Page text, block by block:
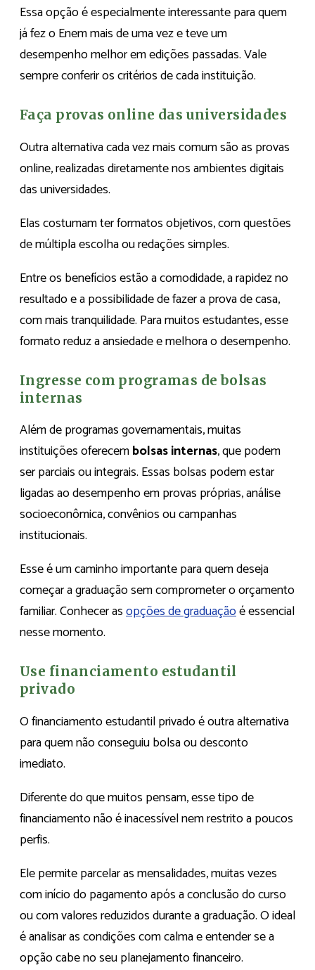
Essa opção é especialmente interessante para quem
já fez o Enem mais de uma vez e teve um
desempenho melhor em edições passadas. Vale
sempre conferir os critérios de cada instituição.
Faça provas online das universidades
Outra alternativa cada vez mais comum são as provas
online, realizadas diretamente nos ambientes digitais
das universidades.
Elas costumam ter formatos objetivos, com questões
de múltipla escolha ou redações simples.
Entre os benefícios estão a comodidade, a rapidez no
resultado e a possibilidade de fazer a prova de casa,
com mais tranquilidade. Para muitos estudantes, esse
formato reduz a ansiedade e melhora o desempenho.
Ingresse com programas de bolsas
internas
Além de programas governamentais, muitas
instituições oferecembolsas internas, que podem
ser parciais ou integrais. Essas bolsas podem estar
ligadas ao desempenho em provas próprias, análise
socioeconômica, convênios ou campanhas
institucionais.
Esse é um caminho importante para quem deseja
começar a graduação sem comprometer o orçamento
familiar. Conhecer asopções de graduaçãoé essencial
nesse momento.
Use financiamento estudantil
privado
O financiamento estudantil privado é outra alternativa
para quem não conseguiu bolsa ou desconto
imediato.
Diferente do que muitos pensam, esse tipo de
financiamento não é inacessível nem restrito a poucos
perfis.
Ele permite parcelar as mensalidades, muitas vezes
com início do pagamento após a conclusão do curso
ou com valores reduzidos durante a graduação. O ideal
é analisar as condições com calma e entender se a
opção cabe no seu planejamento financeiro.